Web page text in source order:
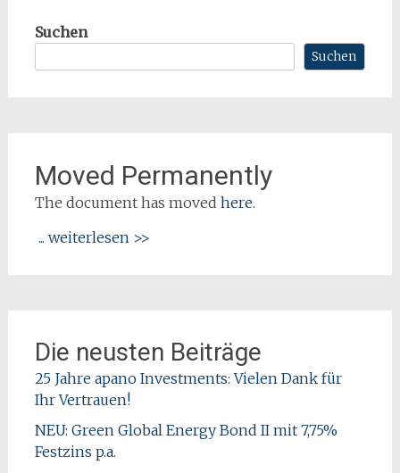
Suchen
Suchen
Moved Permanently
The document has moved here.
... weiterlesen >>
Die neusten Beiträge
25 Jahre apano Investments: Vielen Dank für
Ihr Vertrauen!
NEU: Green Global Energy Bond II mit 7,75%
Festzins p.a.